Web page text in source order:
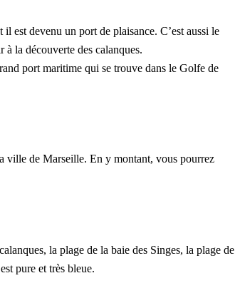
est devenu un port de plaisance. C’est aussi le
la découverte des calanques.
port maritime qui se trouve dans le Golfe de
ville de Marseille. En y montant, vous pourrez
la plage de la baie des Singes, la plage de
pure et très bleue.